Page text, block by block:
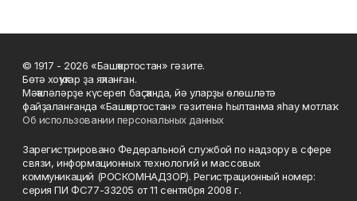
© 1917 - 2026 «Башҡортостан» гәзите.
Бөтә хоҡуҡтар ҙа яҡланған.
Мәҡәләләрҙе күсереп баҫҡанда, йә уларҙы өлөшләтә
файҙаланғанда «Башҡортостан» гәзитенә һылтанма яһау мотлаҡ.
Об использовании персональных данных
Зарегистрировано Федеральной службой по надзору в сфере
связи, информационных технологий и массовых
коммуникаций (РОСКОМНАДЗОР). Регистрационный номер:
серия ПИ ФС77-33205 от 11 сентября 2008 г.